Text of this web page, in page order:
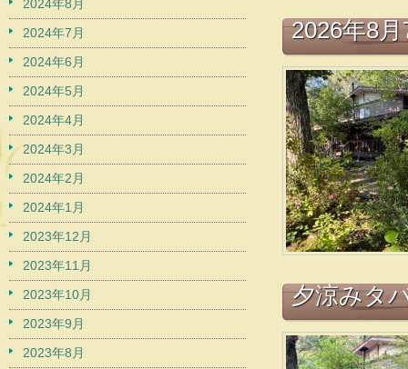
2026年8
夕涼みタ
2024年8月
2024年7月
2024年6月
2024年5月
2024年4月
2024年3月
2024年2月
2024年1月
2023年12月
2023年11月
2023年10月
2023年9月
2023年8月